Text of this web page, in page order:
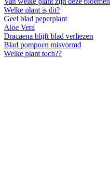
Welke plant is dit?
Geel blad peperplant
Aloe Vera
Dracaena blijft blad verliezen
Blad pompoen misvormd
Welke plant toch??